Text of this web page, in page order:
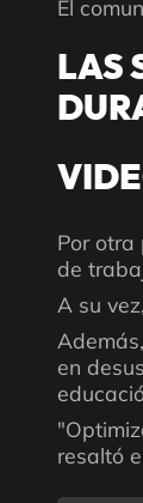
El
LAS
Por otra
de
A su
en
resaltó